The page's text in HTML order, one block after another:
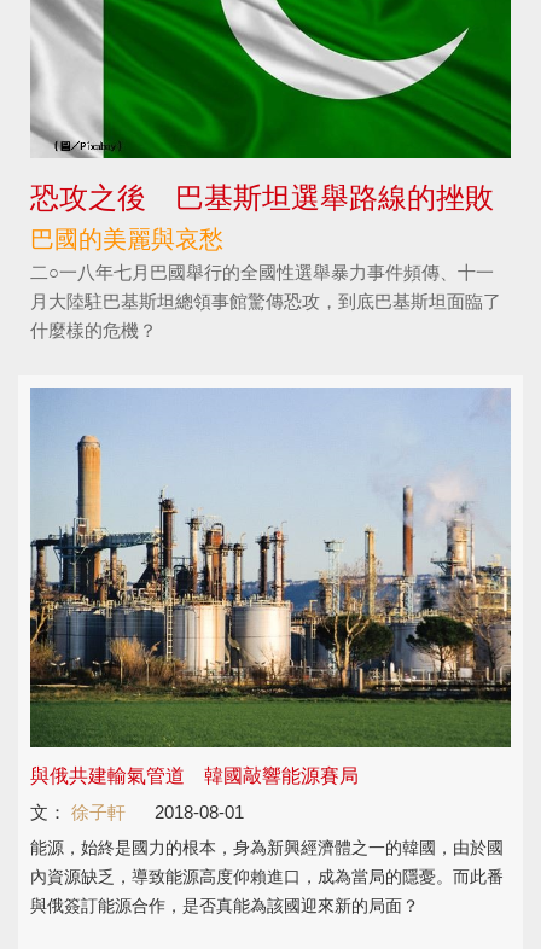
恐攻之後 巴基斯坦選舉路線的挫敗
巴國的美麗與哀愁
二○一八年七月巴國舉行的全國性選舉暴力事件頻傳、十一
月大陸駐巴基斯坦總領事館驚傳恐攻，到底巴基斯坦面臨了
什麼樣的危機？
與俄共建輸氣管道 韓國敲響能源賽局
文： 徐子軒 2018-08-01
能源，始終是國力的根本，身為新興經濟體之一的韓國，由於國
內資源缺乏，導致能源高度仰賴進口，成為當局的隱憂。而此番
與俄簽訂能源合作，是否真能為該國迎來新的局面？